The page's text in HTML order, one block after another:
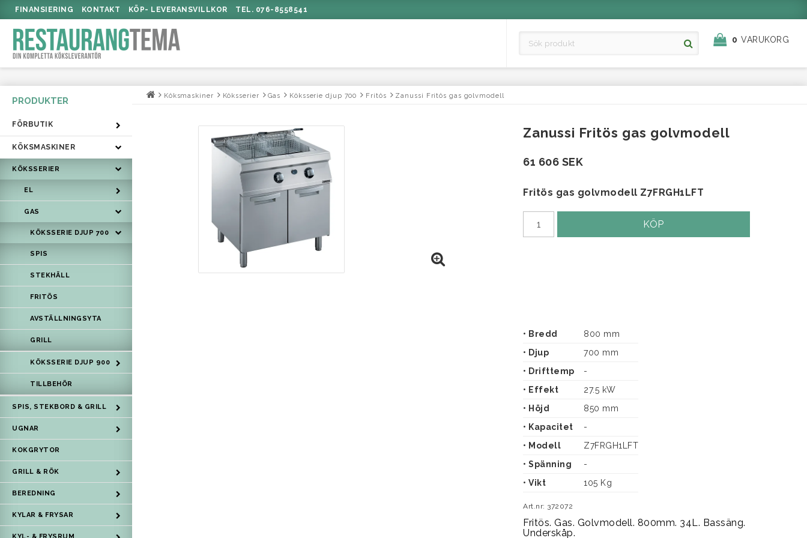
FINANSIERING KONTAKT KÖP- LEVERANSVILLKOR TEL. 076-8558541
0 VARUKORG
FÖRBUTIK
KÖKSMASKINER
KÖKSSERIER
EL
GAS
KÖKSSERIE DJUP 700
SPIS
STEKHÄLL
FRITÖS
AVSTÄLLNINGSYTA
GRILL
KÖKSSERIE DJUP 900
TILLBEHÖR
SPIS, STEKBORD & GRILL
UGNAR
KOKGRYTOR
GRILL & RÖK
BEREDNING
KYLAR & FRYSAR
Köksmaskiner Köksserier Gas Köksserie djup 700 Fritös Zanussi Fritös gas golvmodell
Zanussi Fritös gas golvmodell
61 606 SEK
Fritös gas golvmodell Z7FRGH1LFT
KÖP
• Bredd
800 mm
• Djup
700 mm
• Drifttemp
-
• Effekt
27.5 kW
• Höjd
850 mm
• Kapacitet
-
• Modell
Z7FRGH1LFT
• Spänning
-
• Vikt
105 Kg
Art.nr: 372072
Fritös. Gas. Golvmodell. 800mm. 34L. Bassäng.
Underskåp.